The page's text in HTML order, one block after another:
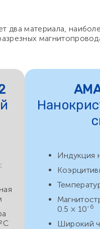
два материала,
Индукция
0.5 × 10-6
Широкий